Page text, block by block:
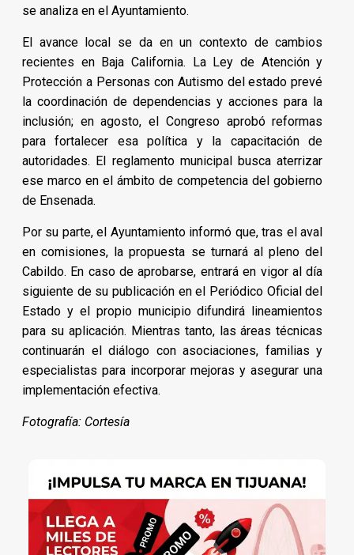
se analiza en el Ayuntamiento.
El avance local se da en un contexto de cambios
recientes en Baja California. La Ley de Atención y
Protección a Personas con Autismo del estado prevé
la coordinación de dependencias y acciones para la
inclusión; en agosto, el Congreso aprobó reformas
para fortalecer esa política y la capacitación de
autoridades. El reglamento municipal busca aterrizar
ese marco en el ámbito de competencia del gobierno
de Ensenada.
Por su parte, el Ayuntamiento informó que, tras el aval
en comisiones, la propuesta se turnará al pleno del
Cabildo. En caso de aprobarse, entrará en vigor al día
siguiente de su publicación en el Periódico Oficial del
Estado y el propio municipio difundirá lineamientos
para su aplicación. Mientras tanto, las áreas técnicas
continuarán el diálogo con asociaciones, familias y
especialistas para incorporar mejoras y asegurar una
implementación efectiva.
Fotografía: Cortesía